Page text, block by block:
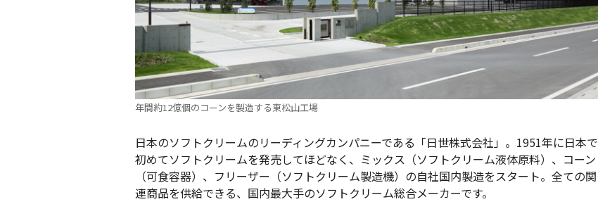
年間約12億個のコーンを製造する東松山工場
日本のソフトクリームのリーディングカンパニーである「日世株式会社」。1951年に日本で
初めてソフトクリームを発売してほどなく、ミックス（ソフトクリーム液体原料）、コーン
（可食容器）、フリーザー（ソフトクリーム製造機）の自社国内製造をスタート。全ての関
連商品を供給できる、国内最大手のソフトクリーム総合メーカーです。